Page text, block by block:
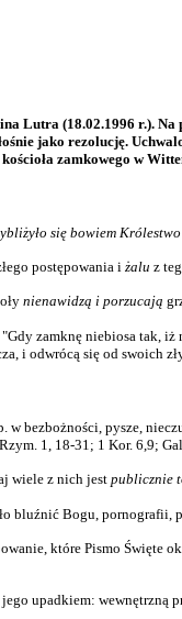
Lutra (18.02.1996 r.).
jako rezolucję.
zamkowego w
się bowiem
postępowania iżalu z
nienawidzą i porzucają
zamknę niebiosa tak, iż
i odwrócą się od swoich
w bezbożności, pysze,
1, 18-31; 1 Kor. 6,9;
wiele z nich jest publicznie
bluźnić Bogu,
które Pismo Święte
upadkiem: wewnętrzną